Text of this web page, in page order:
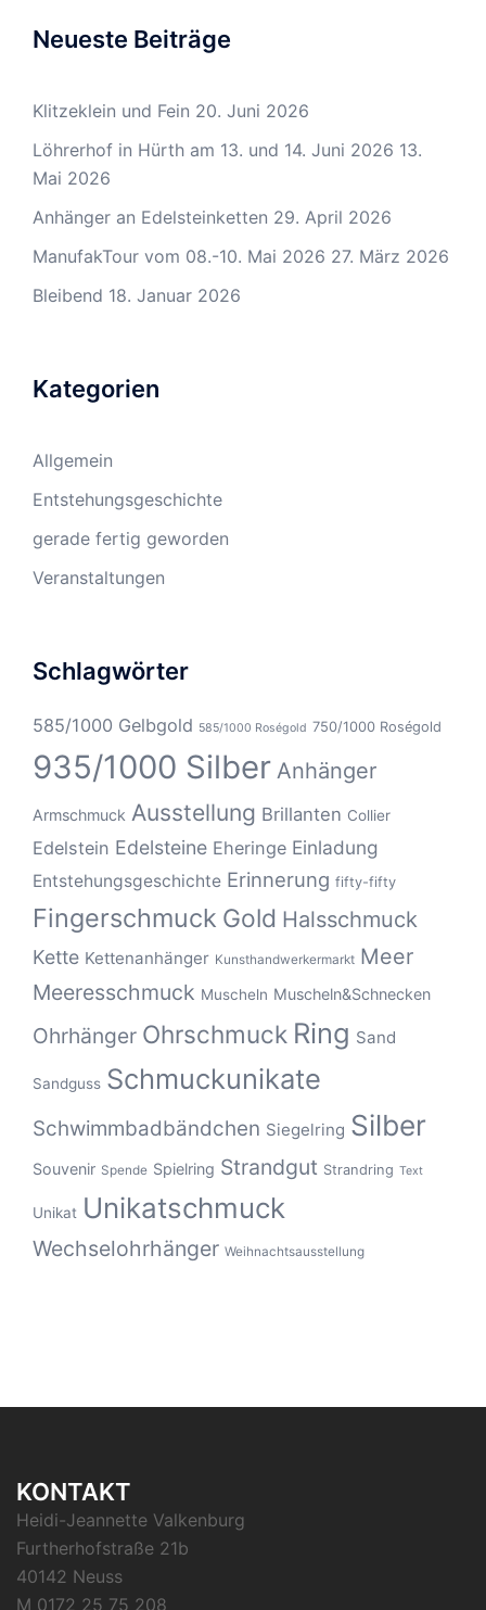
Neueste Beiträge
Klitzeklein und Fein 20. Juni 2026
Löhrerhof in Hürth am 13. und 14. Juni 2026 13.
Mai 2026
Anhänger an Edelsteinketten 29. April 2026
ManufakTour vom 08.-10. Mai 2026 27. März 2026
Bleibend 18. Januar 2026
Kategorien
Allgemein
Entstehungsgeschichte
gerade fertig geworden
Veranstaltungen
Schlagwörter
585/1000 Gelbgold 585/1000 Roségold 750/1000 Roségold
935/1000 Silber Anhänger
Armschmuck Ausstellung Brillanten Collier
Edelstein Edelsteine Eheringe Einladung
Entstehungsgeschichte Erinnerung fifty-fifty
Fingerschmuck Gold Halsschmuck
Kette Kettenanhänger Kunsthandwerkermarkt Meer
Meeresschmuck Muscheln Muscheln&Schnecken
Ohrhänger Ohrschmuck Ring Sand
Sandguss Schmuckunikate
Schwimmbadbändchen Siegelring Silber
Souvenir Spende Spielring Strandgut Strandring Text
Unikat Unikatschmuck
Wechselohrhänger Weihnachtsausstellung
KONTAKT
Heidi-Jeannette Valkenburg
Furtherhofstraße 21b
40142 Neuss
M 0172 25 75 208